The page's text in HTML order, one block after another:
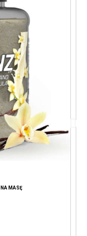
NA MASĘ